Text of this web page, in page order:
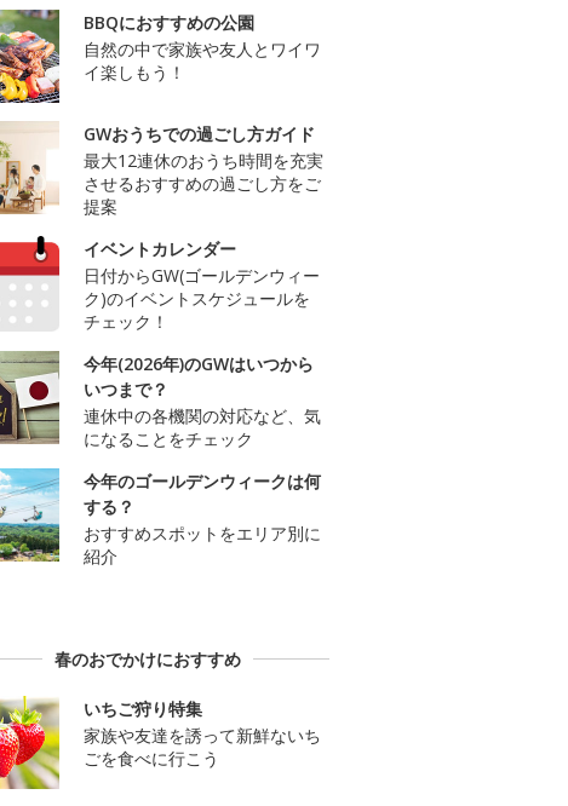
BBQにおすすめの公園
自然の中で家族や友人とワイワ
イ楽しもう！
GWおうちでの過ごし方ガイド
最大12連休のおうち時間を充実
させるおすすめの過ごし方をご
提案
イベントカレンダー
日付からGW(ゴールデンウィー
ク)のイベントスケジュールを
チェック！
今年(2026年)のGWはいつから
いつまで？
連休中の各機関の対応など、気
になることをチェック
今年のゴールデンウィークは何
する？
おすすめスポットをエリア別に
紹介
春のおでかけにおすすめ
いちご狩り特集
家族や友達を誘って新鮮ないち
ごを食べに行こう